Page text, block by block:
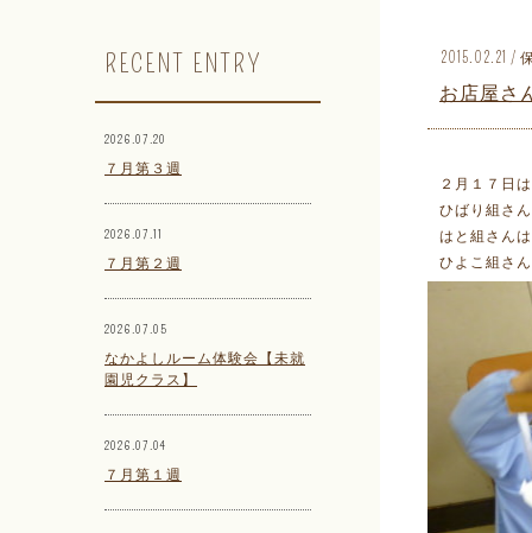
RECENT ENTRY
2026.07.20
７月第３週
2026.07.11
７月第２週
2026.07.05
なかよしルーム体験会【未就
園児クラス】
2026.07.04
７月第１週
2015.02.21 /
お店屋さ
２月１７日
ひばり組さ
はと組さん
ひよこ組さ